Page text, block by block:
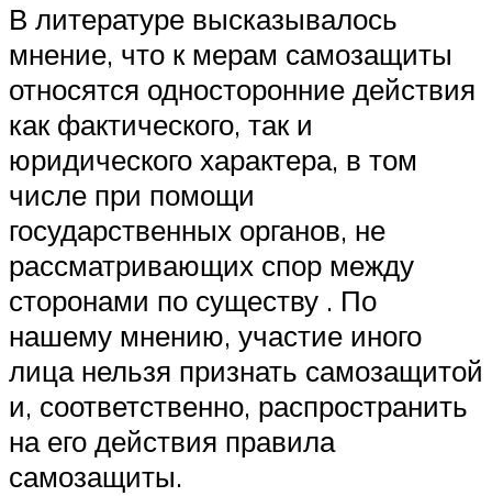
В литературе высказывалось
мнение, что к мерам самозащиты
относятся односторонние действия
как фактического, так и
юридического характера, в том
числе при помощи
государственных органов, не
рассматривающих спор между
сторонами по существу . По
нашему мнению, участие иного
лица нельзя признать самозащитой
и, соответственно, распространить
на его действия правила
самозащиты.